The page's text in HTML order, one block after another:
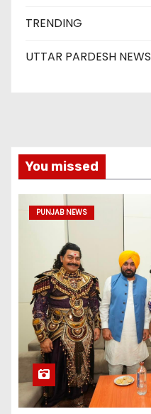
TRENDING
UTTAR PARDESH NEWS
You missed
PUNJAB NEWS